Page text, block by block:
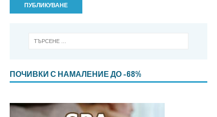
ПОЧИВКИ С НАМАЛЕНИЕ ДО -68%